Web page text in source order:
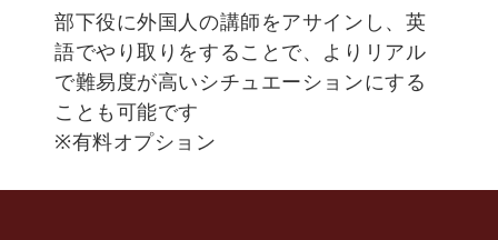
部下役に外国人の講師をアサインし、英
語でやり取りをすることで、よりリアル
で難易度が高いシチュエーションにする
ことも可能です
※有料オプション